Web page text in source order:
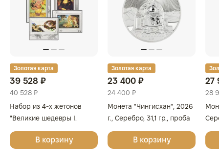
Золотая карта
39 528 ₽
40 528 ₽
Набор из 4-х жетонов
"Великие шедевры I.
Леонардо да Винчи,
Сандро Боттичелли,
В корзину
Золотая карта
23 400 ₽
24 400 ₽
Монета "Чингисхан", 2026
г., Серебро, 31,1 гр., проба
999.9, МОНГОЛИЯ
В корзину
27
28